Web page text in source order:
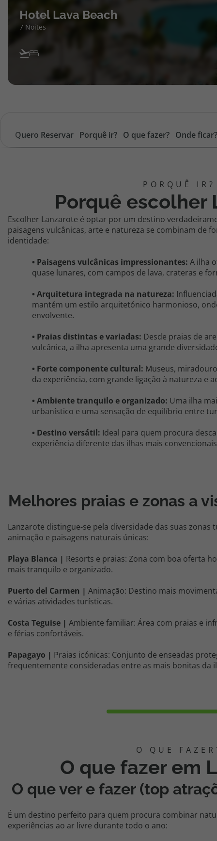
Hotel Lava Beach
7 Noites
Quero Reservar Porquê ir? O que fazer? Onde ficar?
Porquê escolher
Escolher Lanzarote é optar por um destino
paisagens vulcânicas, arte e natureza se combinam de
identidade:
• Paisagens vulcânicas impressionantes: A ilha
quase lunares, com campos de lava, crateras e
• Arquitetura integrada na natureza:
mantém um estilo arquitetónico harmonioso,
envolvente.
• Praias distintas e variadas: Desde praias de
vulcânica, a ilha apresenta uma grande
• Forte componente cultural: Museus,
da experiência, com grande ligação à natureza e
• Ambiente tranquilo e organizado: Uma ilha
urbanístico e uma sensação de equilíbrio entre
• Destino versátil: Ideal para quem procura
experiência diferente das ilhas mais
Melhores praias e zonas a
Lanzarote distingue-se pela diversidade das suas
animação e paisagens naturais únicas:
Playa Blanca | Resorts e praias: Zona com boa oferta
mais tranquilo e organizado.
Puerto del Carmen | Animação: Destino mais
e várias atividades turísticas.
Costa Teguise | Ambiente familiar: Área com praias e
e férias confortáveis.
Papagayo | Praias icónicas: Conjunto de enseadas
frequentemente consideradas entre as mais bonitas da
O que fazer em
O que ver e fazer (top
É um destino perfeito para quem procura combinar
experiências ao ar livre durante todo o ano: